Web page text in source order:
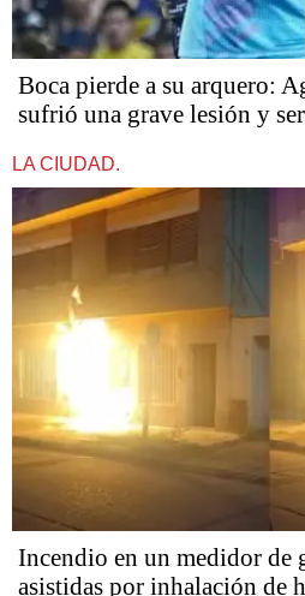
Boca pierde a su arquero:
sufrió una grave lesión y
LA CIUDAD.
Incendio en un medidor de
asistidas por inhalación de